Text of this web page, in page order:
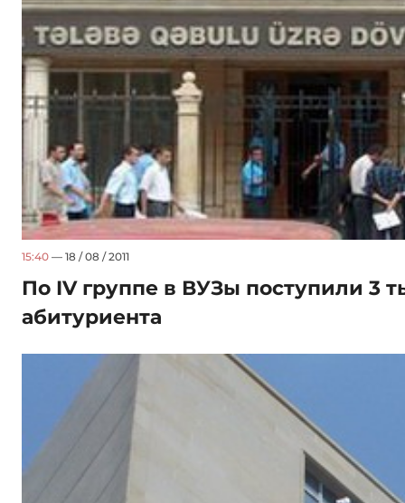
15:40 — 18 / 08 / 2011
По IV группе в ВУЗы поступили 3
абитуриента